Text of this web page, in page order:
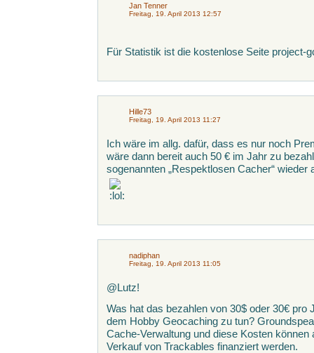
Jan Tenner
Freitag, 19. April 2013 12:57
Für Statistik ist die kostenlose Seite
Hille73
Freitag, 19. April 2013 11:27
Ich wäre im allg. dafür, dass es nur noch
wäre dann bereit auch 50 € im Jahr zu
sogenannten „Respektlosen Cacher“
nadiphan
Freitag, 19. April 2013 11:05
@Lutz!
Was hat das bezahlen von 30$ oder 30€ pro
dem Hobby Geocaching zu tun?
Cache-Verwaltung und diese Kosten
Verkauf von Trackables finanziert werden.